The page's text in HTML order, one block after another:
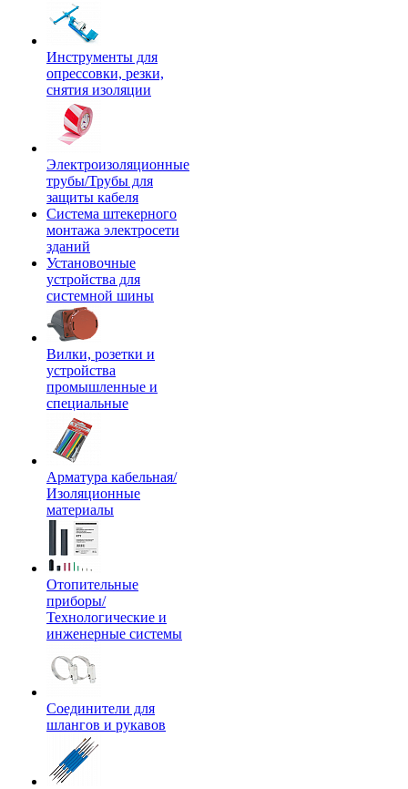
Инструменты для
опрессовки, резки,
снятия изоляции
Электроизоляционные
трубы/Трубы для
защиты кабеля
Система штекерного
монтажа электросети
зданий
Установочные
устройства для
системной шины
Вилки, розетки и
устройства
промышленные и
специальные
Арматура кабельная/
Изоляционные
материалы
Отопительные
приборы/
Технологические и
инженерные системы
Соединители для
шлангов и рукавов